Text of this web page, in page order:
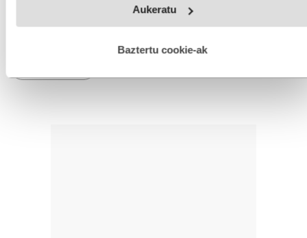
fitxategiak erabiltzen ditu. Zure esperientzia eta zerbitzuak
esplizitua ematen diguzu.Gehiago irakurri
Aukeratu
Baztertu cookie-ak